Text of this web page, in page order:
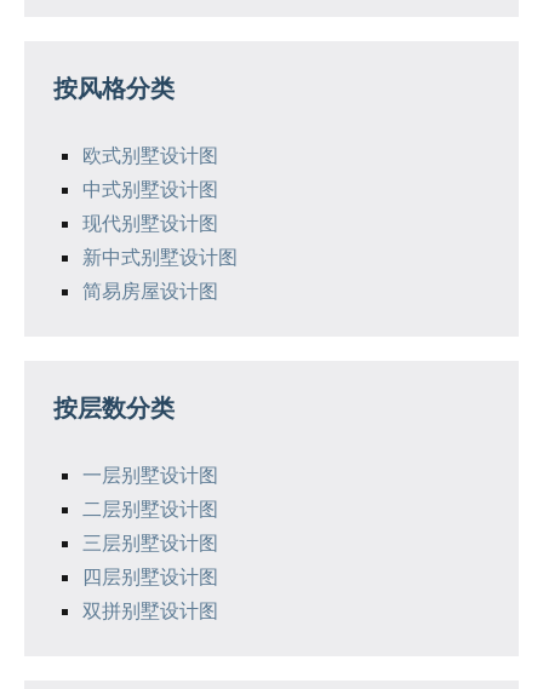
按风格分类
欧式别墅设计图
中式别墅设计图
现代别墅设计图
新中式别墅设计图
简易房屋设计图
按层数分类
一层别墅设计图
二层别墅设计图
三层别墅设计图
四层别墅设计图
双拼别墅设计图